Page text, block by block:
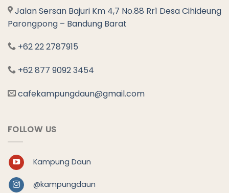
Jalan Sersan Bajuri Km 4,7 No.88 Rr1 Desa Cihideung
Parongpong – Bandung Barat
+62 22 2787915
+62 877 9092 3454
cafekampungdaun@gmail.com
FOLLOW US
Kampung Daun
@kampungdaun